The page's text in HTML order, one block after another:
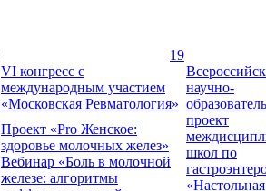
19
VI конгресс с
международным участием
«Московская Ревматология»
Проект «Pro Женское:
здоровье молочных желез»
Вебинар «Боль в молочной
железе: алгоритмы
научно-
проект
школ по